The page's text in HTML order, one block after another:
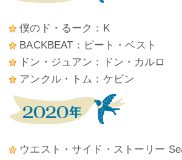
僕のド・るーク：K
BACKBEAT：ピート・ベスト
ドン・ジュアン：ドン・カルロ
アンクル・トム：ケビン
ウエスト・サイド・ストーリー